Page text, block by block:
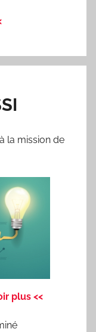
la mission de
plus <<